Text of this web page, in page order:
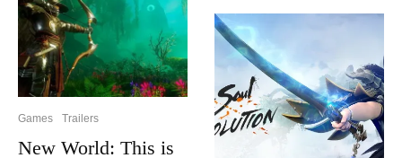
Games Trailers
New World: This is